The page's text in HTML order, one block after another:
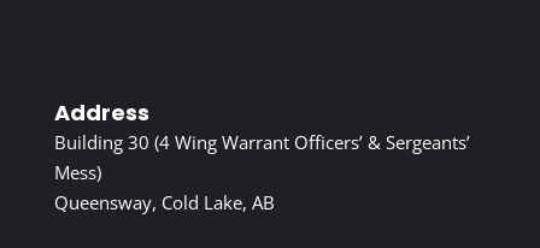
Address
Building 30 (4 Wing Warrant Officers’ & Sergeants’
Mess)
Queensway, Cold Lake, AB